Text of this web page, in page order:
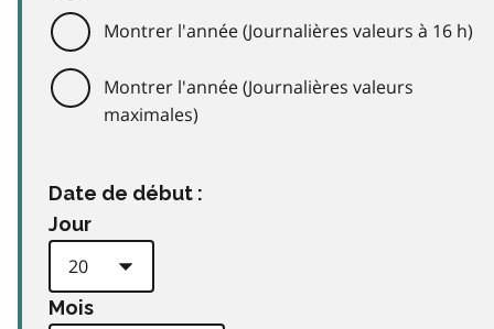
Montrer l'année (Journalières valeurs à 16 h)
Montrer l'année (Journalières valeurs
maximales)
Date de début :
Jour
Mois